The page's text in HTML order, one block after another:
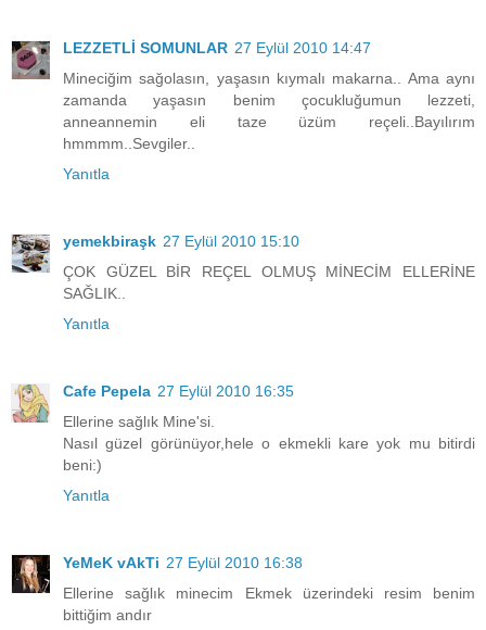
LEZZETLİ SOMUNLAR 27 Eylül 2010 14:47
Mineciğim sağolasın, yaşasın kıymalı makarna.. Ama aynı
zamanda yaşasın benim çocukluğumun lezzeti,
anneannemin eli taze üzüm reçeli..Bayılırım
hmmmm..Sevgiler..
Yanıtla
yemekbiraşk 27 Eylül 2010 15:10
ÇOK GÜZEL BİR REÇEL OLMUŞ MİNECİM ELLERİNE
SAĞLIK..
Yanıtla
Cafe Pepela 27 Eylül 2010 16:35
Ellerine sağlık Mine'si.
Nasıl güzel görünüyor,hele o ekmekli kare yok mu bitirdi
beni:)
Yanıtla
YeMeK vAkTi 27 Eylül 2010 16:38
Ellerine sağlık minecim Ekmek üzerindeki resim benim
bittiğim andır